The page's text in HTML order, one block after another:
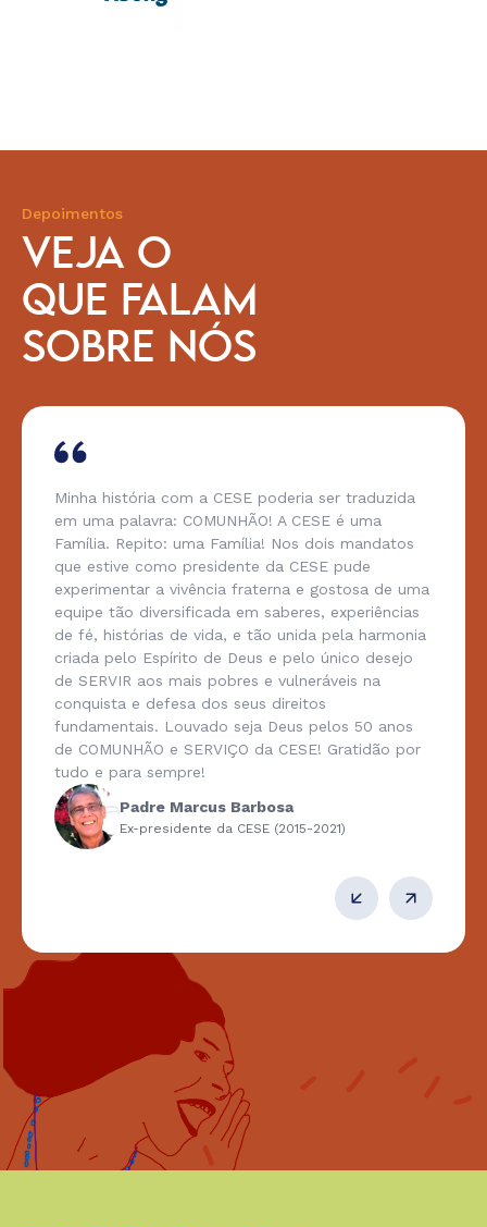
Depoimentos
VEJA O
QUE FALAM
SOBRE NÓS
Minha história com a CESE poderia ser traduzida
em uma palavra: COMUNHÃO! A CESE é uma
Família. Repito: uma Família! Nos dois mandatos
que estive como presidente da CESE pude
experimentar a vivência fraterna e gostosa de uma
equipe tão diversificada em saberes, experiências
de fé, histórias de vida, e tão unida pela harmonia
criada pelo Espírito de Deus e pelo único desejo
de SERVIR aos mais pobres e vulneráveis na
conquista e defesa dos seus direitos
fundamentais. Louvado seja Deus pelos 50 anos
de COMUNHÃO e SERVIÇO da CESE! Gratidão por
tudo e para sempre!
Padre Marcus Barbosa
Ex-presidente da CESE (2015-2021)